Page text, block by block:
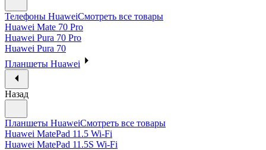
Телефоны HuaweiСмотреть все товары
Huawei Mate 70 Pro
Huawei Pura 70 Pro
Huawei Pura 70
Планшеты Huawei
Назад
Планшеты HuaweiСмотреть все товары
Huawei MatePad 11.5 Wi-Fi
Huawei MatePad 11.5S Wi-Fi